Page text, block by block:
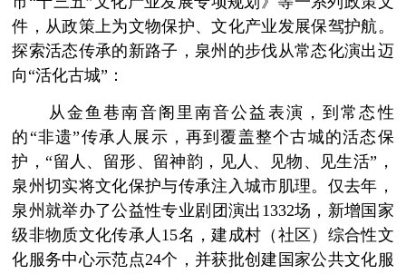
件，从政策上为文物保护、文化产业发展保驾护航。
探索活态传承的新路子，泉州的步伐从常态化演出迈
向“活化古城”：
从金鱼巷南音阁里南音公益表演，到常态性
的“非遗”传承人展示，再到覆盖整个古城的活态保
护，“留人、留形、留神韵，见人、见物、见生活”，
泉州切实将文化保护与传承注入城市肌理。仅去年，
泉州就举办了公益性专业剧团演出1332场，新增国家
级非物质文化传承人15名，建成村（社区）综合性文
化服务中心示范点24个，并获批创建国家公共文化服